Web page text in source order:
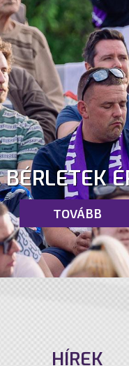
TOVÁBB
HÍREK